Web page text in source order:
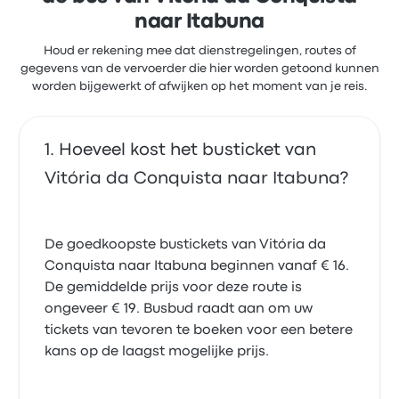
naar Itabuna
Houd er rekening mee dat dienstregelingen, routes of
gegevens van de vervoerder die hier worden getoond kunnen
worden bijgewerkt of afwijken op het moment van je reis.
Hoeveel kost het busticket van
Vitória da Conquista naar Itabuna?
De goedkoopste bustickets van Vitória da
Conquista naar Itabuna beginnen vanaf € 16.
De gemiddelde prijs voor deze route is
ongeveer € 19. Busbud raadt aan om uw
tickets van tevoren te boeken voor een betere
kans op de laagst mogelijke prijs.